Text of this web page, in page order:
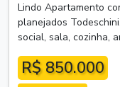
Lindo Apartamento
planejados
social, sala, cozinha,
R$ 850.000